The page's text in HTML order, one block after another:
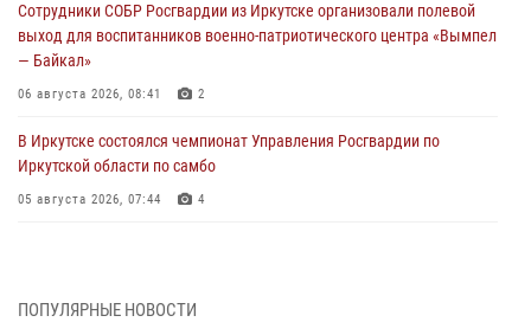
Сотрудники СОБР Росгвардии из Иркутске организовали полевой
выход для воспитанников военно-патриотического центра «Вымпел
— Байкал»
06 августа 2026, 08:41 2
В Иркутске состоялся чемпионат Управления Росгвардии по
Иркутской области по самбо
05 августа 2026, 07:44 4
04 августа 2026, 07:14 3
ПОПУЛЯРНЫЕ НОВОСТИ